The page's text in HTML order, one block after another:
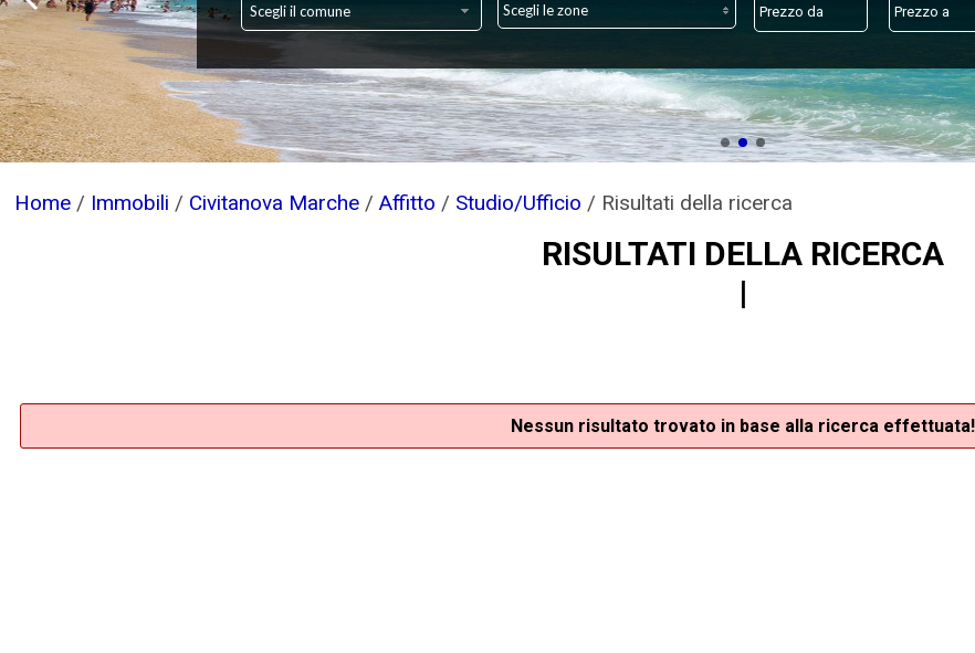
Scegli il comune Scegli le zone
Home / Immobili / Civitanova Marche /Affitto / Studio/Ufficio / Risultati della ricerca
RISULTATI DELLA RICERCA
Nessun risultato trovato in base alla ricerca effettuata!